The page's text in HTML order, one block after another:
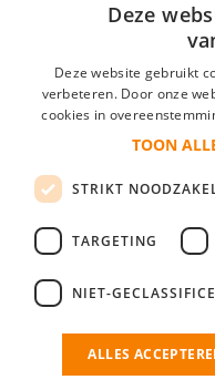
Inloggen als bedrijf
*
login gegevens onthouden
login
Bedrijf aanmelden
nieuwe collega/werknemer
Deze
Deze website gebruikt
verbeteren. Door onze
cookies in
TOON
STRIKT
TARGETING
NIET-
ALLES